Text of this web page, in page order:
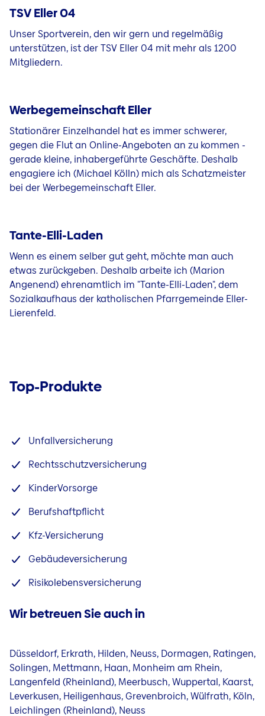
TSV Eller 04
Unser Sportverein, den wir gern und regelmäßig
unterstützen, ist der TSV Eller 04 mit mehr als 1200
Mitgliedern.
Werbegemeinschaft Eller
Stationärer Einzelhandel hat es immer schwerer,
gegen die Flut an Online-Angeboten an zu kommen -
gerade kleine, inhabergeführte Geschäfte. Deshalb
engagiere ich (Michael Kölln) mich als Schatzmeister
bei der Werbegemeinschaft Eller.
Tante-Elli-Laden
Wenn es einem selber gut geht, möchte man auch
etwas zurückgeben. Deshalb arbeite ich (Marion
Angenend) ehrenamtlich im "Tante-Elli-Laden", dem
Sozialkaufhaus der katholischen Pfarrgemeinde Eller-
Lierenfeld.
Top-Produkte
Unfallversicherung
Rechtsschutzversicherung
KinderVorsorge
Berufshaftpflicht
Kfz-Versicherung
Gebäudeversicherung
Risikolebensversicherung
Wir betreuen Sie auch in
Düsseldorf, Erkrath, Hilden, Neuss, Dormagen, Ratingen,
Solingen, Mettmann, Haan, Monheim am Rhein,
Langenfeld (Rheinland), Meerbusch, Wuppertal, Kaarst,
Leverkusen, Heiligenhaus, Grevenbroich, Wülfrath, Köln,
Leichlingen (Rheinland), Neuss